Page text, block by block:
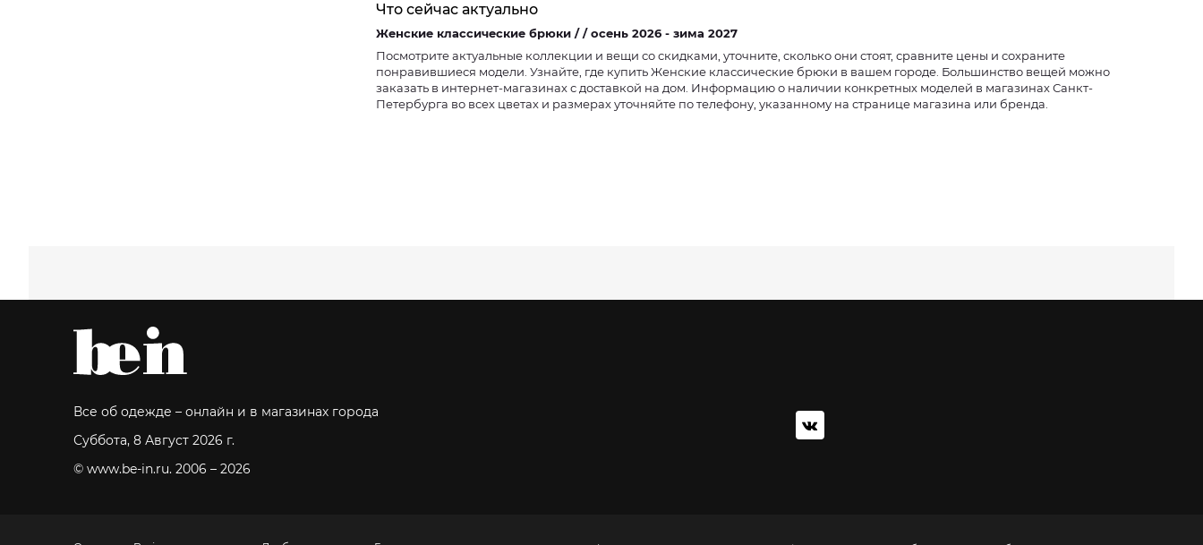
Что сейчас актуально
Женские классические брюки / / осень 2026 - зима 2027
Посмотрите актуальные коллекции и вещи со скидками, уточните, сколько они стоят, сравните цены и сохраните
понравившиеся модели. Узнайте, где купить Женские классические брюки в вашем городе. Большинство вещей можно
заказать в интернет-магазинах с доставкой на дом. Информацию о наличии конкретных моделей в магазинах Санкт-
Петербурга во всех цветах и размерах уточняйте по телефону, указанному на странице магазина или бренда.
Все об одежде – онлайн и в магазинах города
Суббота, 8 Август 2026 г.
© www.be-in.ru. 2006 – 2026